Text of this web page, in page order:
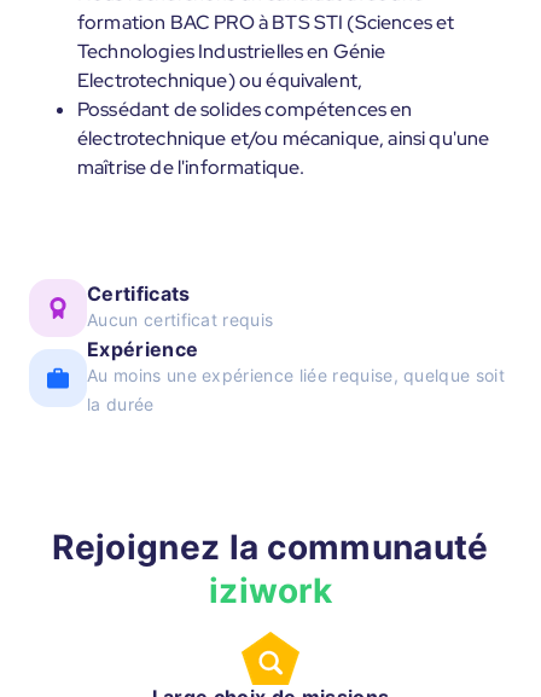
formation BAC PRO à BTS STI (Sciences et
Technologies Industrielles en Génie
Electrotechnique) ou équivalent,
Possédant de solides compétences en
électrotechnique et/ou mécanique, ainsi qu'une
maîtrise de l'informatique.
Certificats
Aucun certificat requis
Expérience
Au moins une expérience liée requise, quelque soit
la durée
Rejoignez la communauté
iziwork